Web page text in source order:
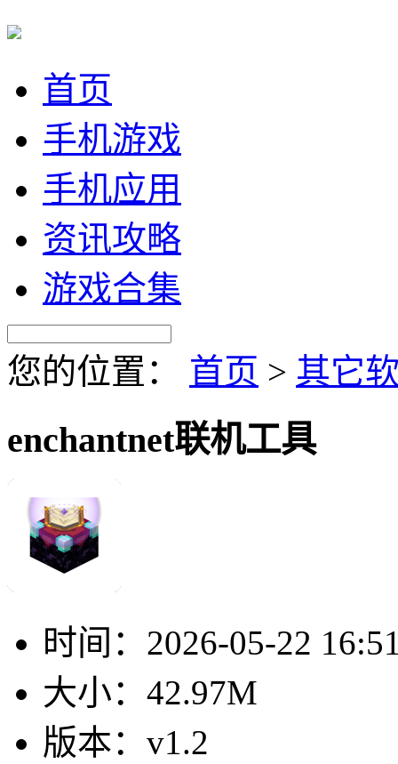
首页
手机游戏
手机应用
资讯攻略
游戏合集
您的位置： 首页 > 其它
enchantnet联机工具
时间： 2026-05-22
大小： 42.97M
版本： v1.2